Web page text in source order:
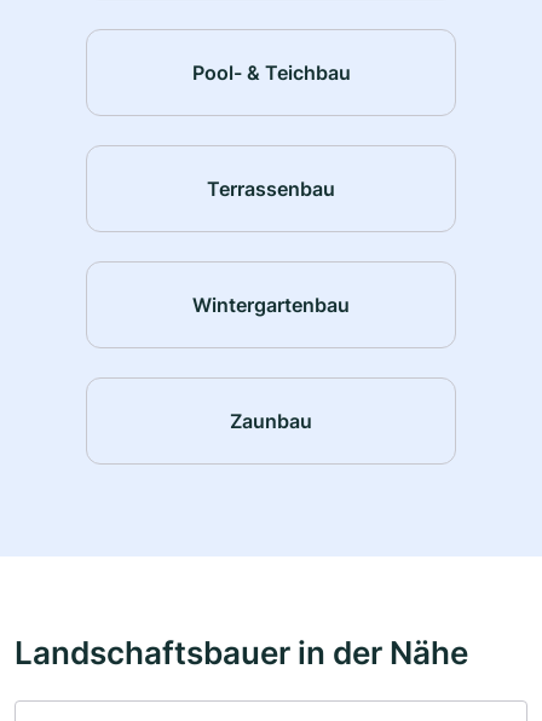
Pool- & Teichbau
Terrassenbau
Wintergartenbau
Zaunbau
Landschaftsbauer in der Nähe